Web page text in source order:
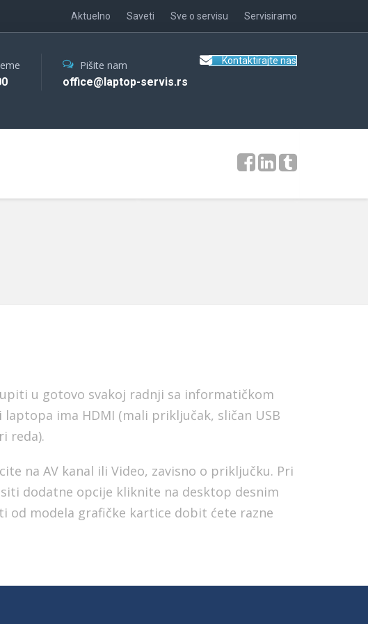
Aktuelno Saveti Sve o servisu Servisiramo
Pišite nam
office@laptop-servis.rs
Kontaktirajte nas
u gotovo svakoj radnji sa informatičkom
ima HDMI (mali priključak, sličan USB
reda).
na AV kanal ili Video, zavisno o priključku. Pri
dodatne opcije kliknite na desktop desnim
od modela grafičke kartice dobit ćete razne